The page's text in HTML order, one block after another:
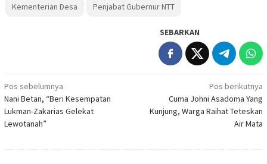
Kementerian Desa Penjabat Gubernur NTT
SEBARKAN
Navigasi
pos
Pos sebelumnya
Nani Betan, “Beri Kesempatan
Lukman-Zakarias Gelekat
Lewotanah”
Pos berikutnya
Cuma Johni Asadoma Yang
Kunjung, Warga Raihat Teteskan
Air Mata